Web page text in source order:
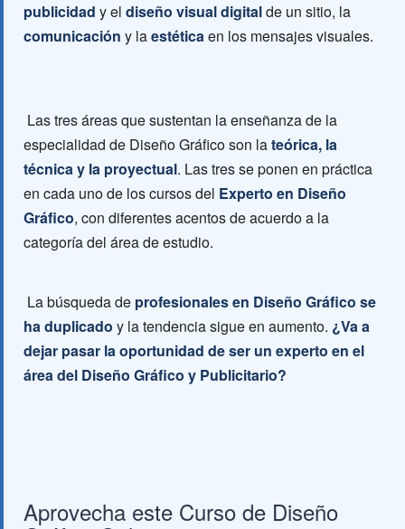
publicidad y el diseño visual digitalde un sitio, la
comunicación y laestéticaen los mensajes visuales.
Las tres áreas que sustentan la enseñanza de la
especialidad de Diseño Gráfico son lateórica, la
técnica y la proyectual. Las tres se ponen en práctica
en cada uno de los cursos del Experto en Diseño
Gráfico, con diferentes acentos de acuerdo a la
categoría del área de estudio.
La búsqueda de profesionales en Diseño Gráfico se
ha duplicado y la tendencia sigue en aumento. ¿Va a
dejar pasar la oportunidad de ser un experto en el
área del Diseño Gráfico y Publicitario?
Aprovecha este Curso de Diseño